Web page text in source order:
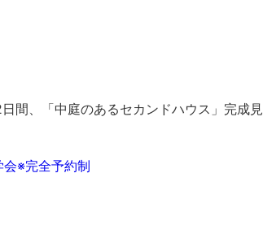
間、「中庭のあるセカンドハウス」完成見
※完全予約制